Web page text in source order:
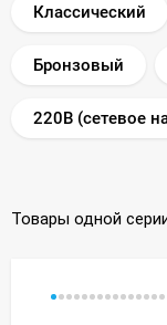
Классический
Бронзовый
220В (сетевое
Товары одной